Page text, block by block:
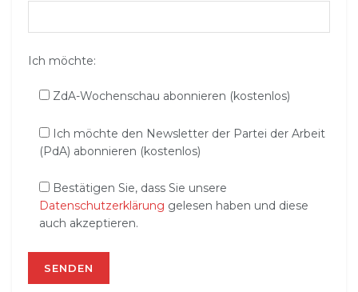
Ich möchte:
ZdA-Wochenschau abonnieren (kostenlos)
Ich möchte den Newsletter der Partei der Arbeit
(PdA) abonnieren (kostenlos)
Bestätigen Sie, dass Sie unsere
Datenschutzerklärung gelesen haben und diese
auch akzeptieren.